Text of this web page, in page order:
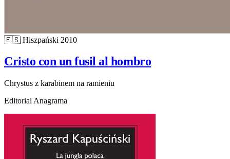
🇪🇸 Hiszpański 2010
Cristo con un fusil al hombro
Chrystus z karabinem na ramieniu
Editorial Anagrama